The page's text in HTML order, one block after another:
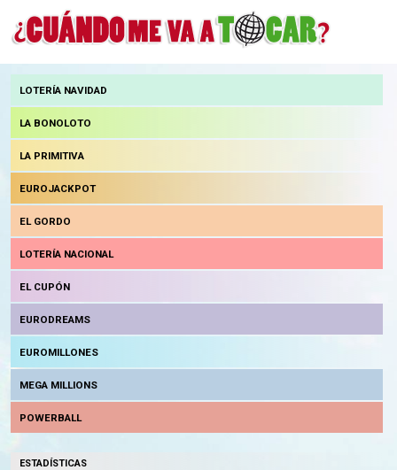
LOTERÍA NAVIDAD
LA BONOLOTO
LA PRIMITIVA
EUROJACKPOT
EL GORDO
LOTERÍA NACIONAL
EL CUPÓN
EURODREAMS
EUROMILLONES
MEGA MILLIONS
POWERBALL
ESTADÍSTICAS